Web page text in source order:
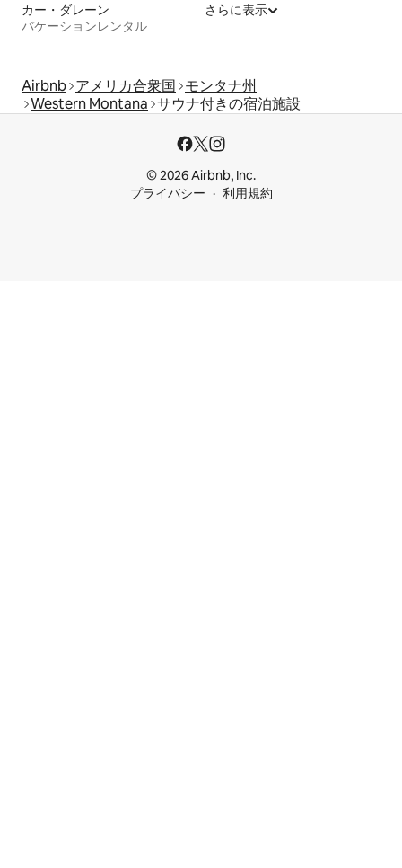
カー・ダレーン
バケーションレンタル
さらに表示
Airbnb アメリカ合衆国 モンタナ州
Western Montana サウナ付きの宿泊施設
© 2026 Airbnb, Inc.
プライバシー
利用規約